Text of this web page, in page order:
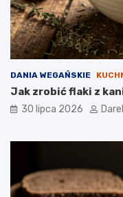
DANIA WEGAŃSKIE
Jak zrobić flaki z
30 lipca 2026